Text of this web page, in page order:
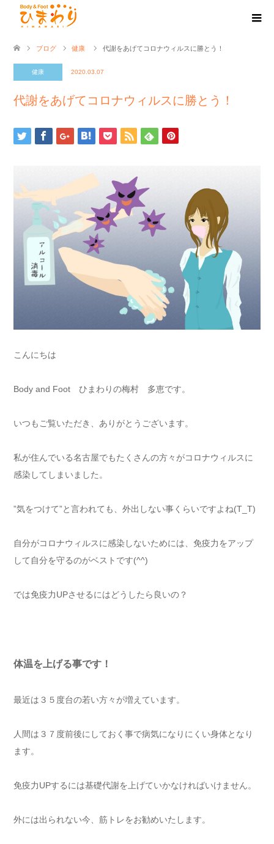
ブログ 健康 代謝をあげてコロナウィルスに勝とう！
健康 2020.03.07
代謝をあげてコロナウィルスに勝とう！
こんにちは
Body and Foot ひまわりの梅村 多恵です。
いつもご覧いただき、ありがとうございます。
私が住んでいる名古屋でもたくさんの方々がコロナウィルスに
感染してしまいました。
”気をつけて”と言われても、外出しない事くらいですよね(T_T)
自分がコロナウィルスに感染しないためには、免疫力をアップ
して自分を守るのがベストです(^^)
では免疫力UPさせるにはどうしたら良いの？
体温を上げる事です！
最近は３５度台の若い方々が増えています。
人間は３７度前後にしておく事で病気になりにくい身体となり
ます。
免疫力UPするには基礎代謝を上げていかなければいけません。
外には出られない今、筋トレをお勧めいたします。